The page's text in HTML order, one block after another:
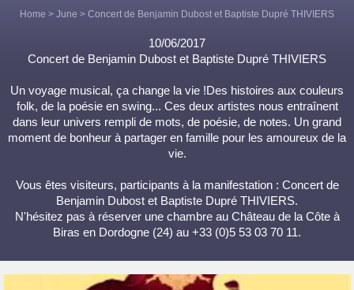
Home > June > Concert de Benjamin Dubost et Baptiste Dupré THIVIERS
10/06/2017
Concert de Benjamin Dubost et Baptiste Dupré THIVIERS
Un voyage musical, ça change la vie !Des histoires aux couleurs
folk, de la poésie en swing... Ces deux artistes nous entraînent
dans leur univers rempli de mots, de poésie, de notes. Un grand
moment de bonheur à partager en famille pour les amoureux de la
vie.
Vous êtes visiteurs, participants à la manifestation : Concert de
Benjamin Dubost et Baptiste Dupré THIVIERS.
N'hésitez pas à réserver une chambre au Château de la Côte à
Biras en Dordogne (24) au +33 (0)5 53 03 70 11.